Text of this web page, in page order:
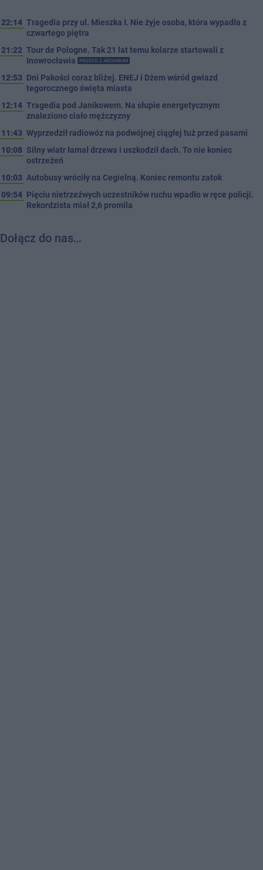
22:14 Tragedia przy ul. Mieszka I. Nie żyje osoba, która wypadła z
czwartego piętra
21:22 Tour de Pologne. Tak 21 lat temu kolarze startowali z
Inowrocławia
PROSTO Z ARCHIWUM
12:53 Dni Pakości coraz bliżej. ENEJ i Dżem wśród gwiazd
tegorocznego święta miasta
12:14 Tragedia pod Janikowem. Na słupie energetycznym
znaleziono ciało mężczyzny
11:43 Wyprzedził radiowóz na podwójnej ciągłej tuż przed pasami
10:08 Silny wiatr łamał drzewa i uszkodził dach. To nie koniec
ostrzeżeń
10:03 Autobusy wróciły na Cegielną. Koniec remontu zatok
09:54 Pięciu nietrzeźwych uczestników ruchu wpadło w ręce policji.
Rekordzista miał 2,6 promila
Dołącz do nas…